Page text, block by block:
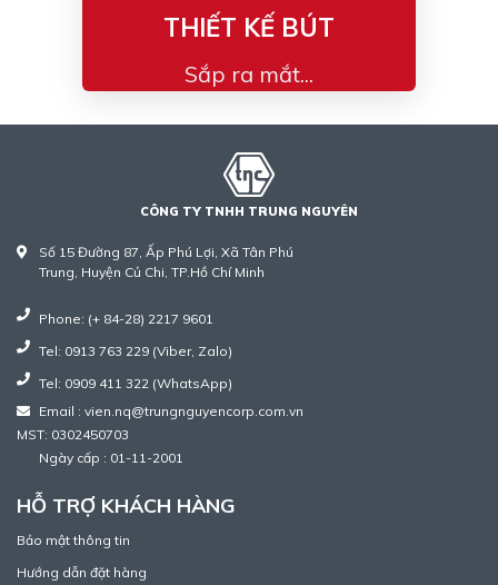
THIẾT KẾ BÚT
Sắp ra mắt...
CÔNG TY TNHH TRUNG NGUYÊN
Số 15 Đường 87, Ấp Phú Lợi, Xã Tân Phú
Trung, Huyện Củ Chi, TP.Hồ Chí Minh
Phone: (+ 84-28) 2217 9601
Tel: 0913 763 229 (Viber, Zalo)
Tel: 0909 411 322 (WhatsApp)
Email : vien.nq@trungnguyencorp.com.vn
MST: 0302450703
Ngày cấp : 01-11-2001
HỖ TRỢ KHÁCH HÀNG
Bảo mật thông tin
Hướng dẫn đặt hàng